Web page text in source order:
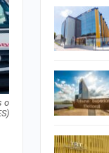
o
após